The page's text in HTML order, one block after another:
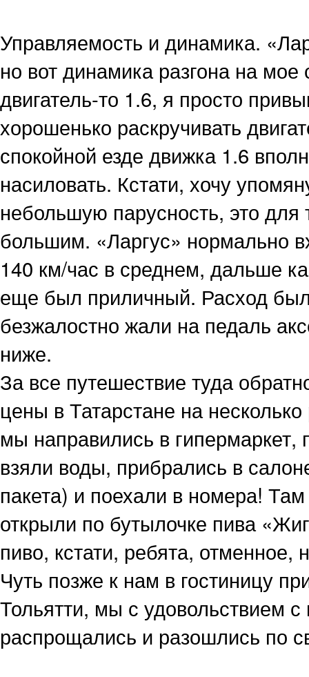
Управляемость и динамика.
но вот динамика разгона на
двигатель-то 1.6, я просто
хорошенько раскручивать
спокойной езде движка 1.6
насиловать. Кстати, хочу
небольшую парусность, это для
большим. «Ларгус» нормально
140 км/час в среднем, дальше
еще был приличный. Расход
безжалостно жали на педаль
ниже.
За все путешествие туда
цены в Татарстане на
мы направились в гипермаркет,
взяли воды, прибрались в
пакета) и поехали в номера!
открыли по бутылочке пива
пиво, кстати, ребята,
Чуть позже к нам в гостиницу
Тольятти, мы с удовольствием
распрощались и разошлись по